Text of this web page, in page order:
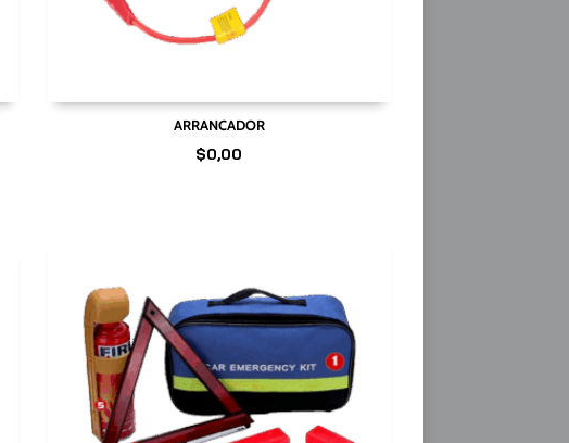
ARRANCADOR
$0,00